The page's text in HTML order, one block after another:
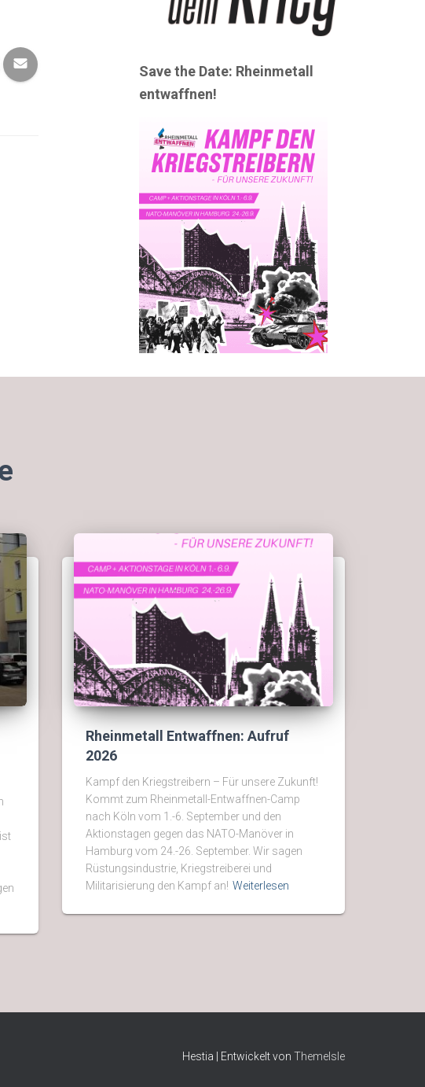
Save the Date: Rheinmetall
entwaffnen!
Rheinmetall Entwaffnen: Aufruf
2026
Kampf den Kriegstreibern – Für unsere Zukunft!
Kommt zum Rheinmetall-Entwaffnen-Camp
nach Köln vom 1.-6. September und den
Aktionstagen gegen das NATO-Manöver in
Hamburg vom 24.-26. September. Wir sagen
Rüstungsindustrie, Kriegstreiberei und
Militarisierung den Kampf an! Weiterlesen
Hestia | Entwickelt von ThemeIsle